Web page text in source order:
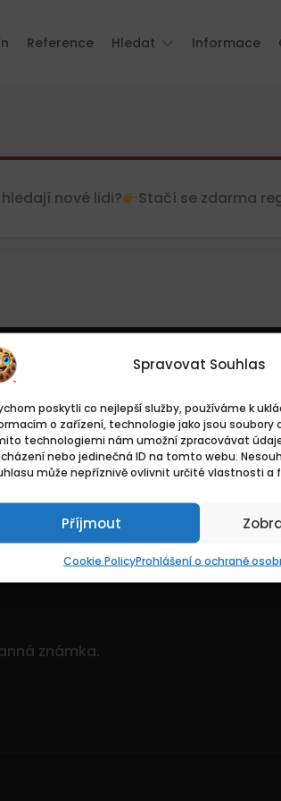
Spravovat Souhlas
poskytli co nejlepší služby, používáme k
o zařízení, technologie jako jsou soubory
technologiemi nám umožní zpracovávat
nebo jedinečná ID na tomto webu.
může nepříznivě ovlivnit určité vlastnosti a
Příjmout
Cookie PolicyProhlášení o ochraně
Reference Hledat Informace
nové lidi? Stačí se zdarma
Je to dynamický
množstvím nabídek!
známka.
Domů
Kontakty